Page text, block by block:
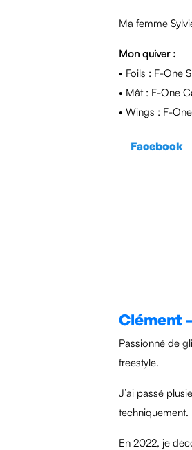
Ma femme
Mon quiver :
• Foils : F-One
• Mât : F-One
• Wings : F-
Facebook
Clément
Passionné de
freestyle.
J’ai passé
techniquement.
En 2022, je